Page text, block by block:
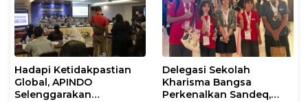
Hadapi Ketidakpastian
Global, APINDO
Selenggarakan
Delegasi Sekolah
Kharisma Bangsa
Perkenalkan Sandeq,